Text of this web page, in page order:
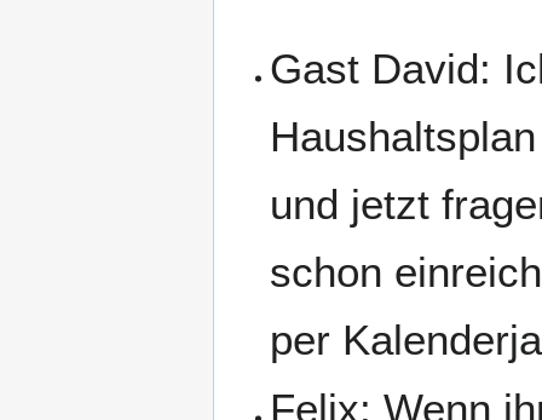
Gast David:
und jetzt
schon
per
Felix: Wenn